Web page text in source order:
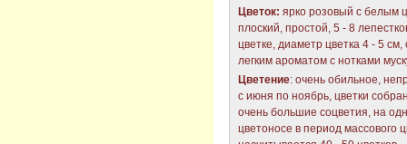
Цветок: ярко розовый с белым
плоский, простой, 5 - 8
цветке, диаметр цветка 4 - 5 см,
легким ароматом с нотками
Цветение: очень обильное,
с июня по ноябрь, цветки
очень большие соцветия, на
цветоносе в период массового